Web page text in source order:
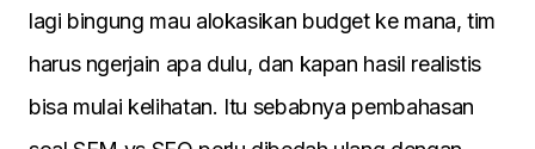
lagi bingung mau alokasikan budget ke mana, tim
harus ngerjain apa dulu, dan kapan hasil realistis
bisa mulai kelihatan. Itu sebabnya pembahasan